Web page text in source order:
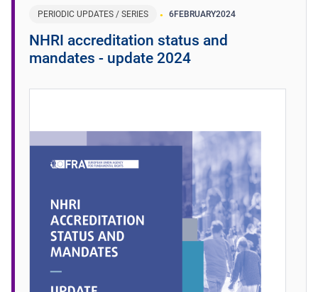
PERIODIC UPDATES / SERIES 6FEBRUARY2024
NHRI accreditation status and
mandates - update 2024